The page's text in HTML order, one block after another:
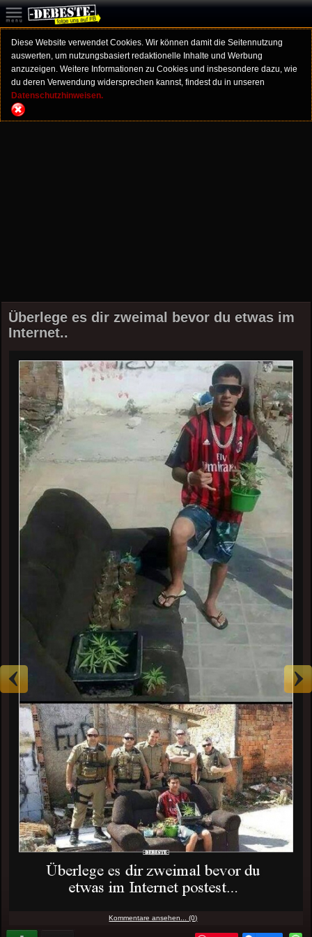
Diese Website verwendet Cookies. Wir können damit die Seitennutzung
auswerten, um nutzungsbasiert redaktionelle Inhalte und Werbung
anzuzeigen. Weitere Informationen zu Cookies und insbesondere dazu, wie
du deren Verwendung widersprechen kannst, findest du in unseren
Datenschutzhinweisen.
Überlege es dir zweimal bevor du etwas im
Internet..
Kommentare ansehen... (0)